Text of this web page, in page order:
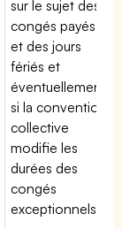
sur le sujet des
congés payés
et des jours
fériés et
éventuellement
si la convention
collective
modifie les
durées des
congés
exceptionnels.